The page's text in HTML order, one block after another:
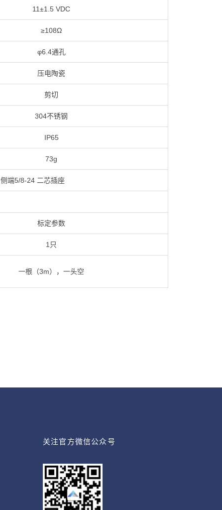
11±1.5 VDC
≥108Ω
φ6.4通孔
压电陶瓷
剪切
304不锈钢
IP65
73g
侧端5/8-24 二芯插座
标定参数
1只
一根（3m），一头空
关注官方微信公众号